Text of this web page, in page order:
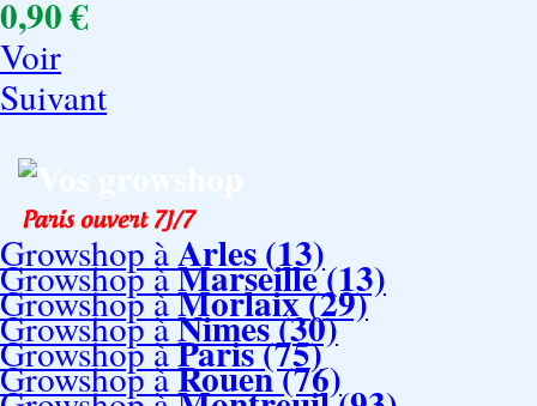
0,90 €
Voir
Suivant
Growshop àArles (13)
Growshop àMarseille (13)
Growshop àMorlaix (29)
Growshop àNimes (30)
Growshop àParis (75)
Growshop àRouen (76)